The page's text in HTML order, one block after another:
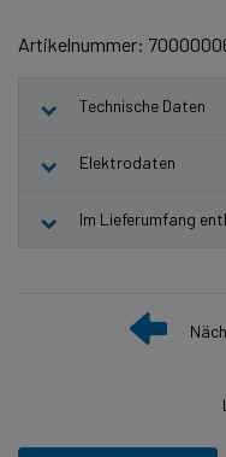
Artikelnummer:
Technische Daten
Elektrodaten
Im Lieferumfang